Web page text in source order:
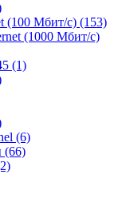
(100 Мбит/с) (153)
(1000 Мбит/с)
(1)
(6)
(66)